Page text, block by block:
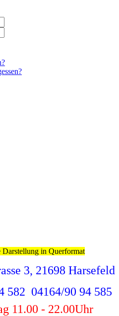
Darstellung in Querformat
3, 21698 Harsefeld
582 04164/90 94 585
11.00 - 22.00Uhr